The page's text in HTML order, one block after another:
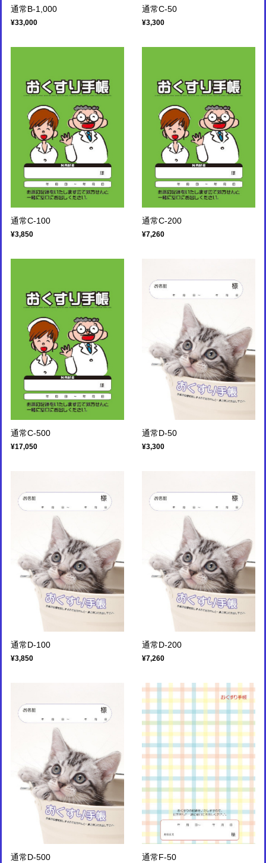
通常B-1,000
¥33,000
通常C-50
¥3,300
通常C-100
¥3,850
通常C-200
¥7,260
通常C-500
¥17,050
通常D-50
¥3,300
通常D-100
¥3,850
通常D-200
¥7,260
通常D-500 通常F-50